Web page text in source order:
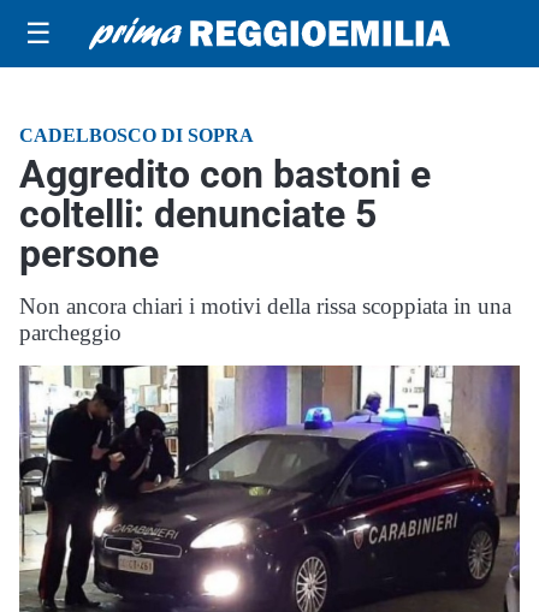
☰
CADELBOSCO DI SOPRA
Aggredito con bastoni e
coltelli: denunciate 5
persone
Non ancora chiari i motivi della rissa scoppiata in una
parcheggio